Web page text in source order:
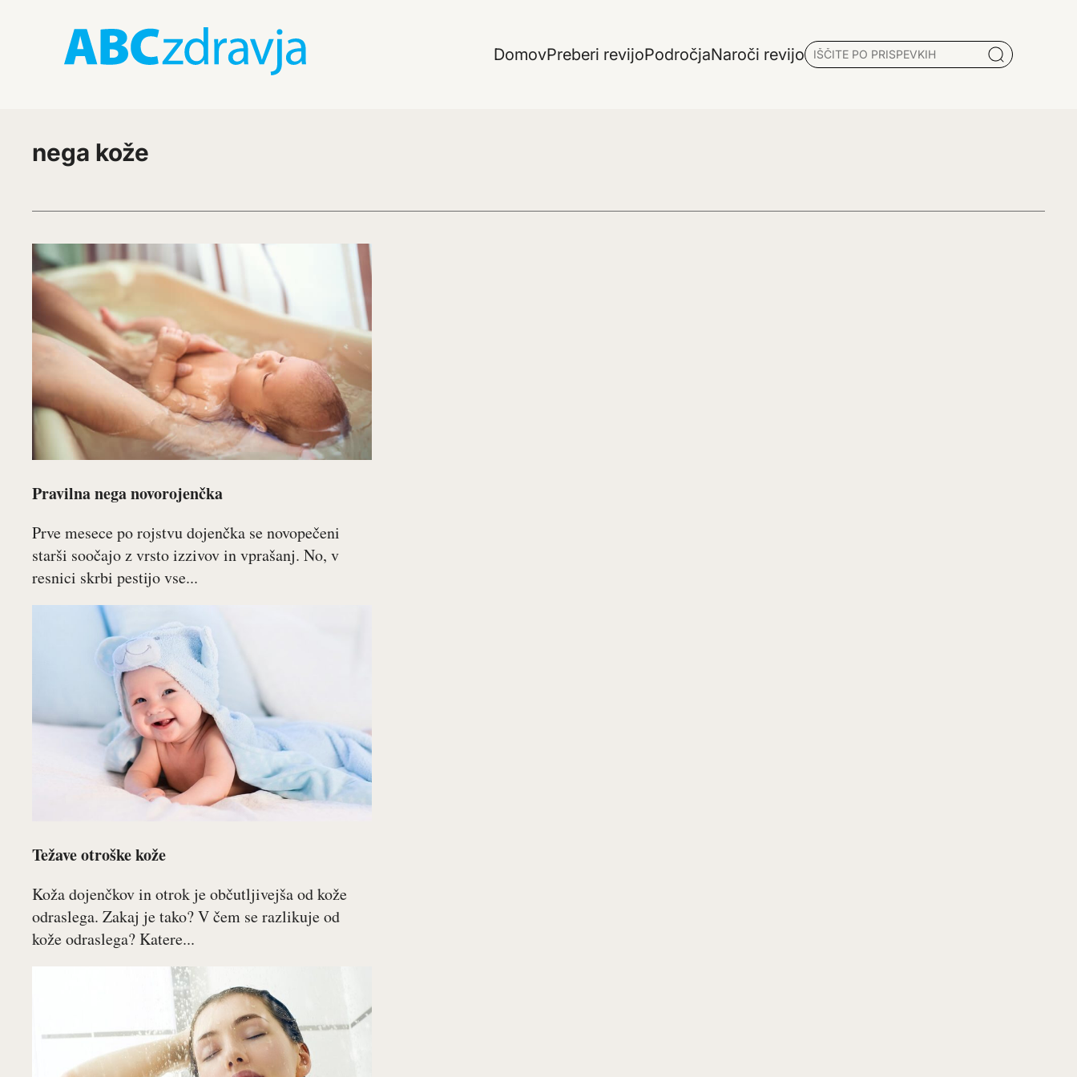
DomovPreberi revijoPodročjaNaroči revijo
nega kože
Pravilna nega novorojenčka
Prve mesece po rojstvu dojenčka se novopečeni
starši soočajo z vrsto izzivov in vprašanj. No, v
resnici skrbi pestijo vse...
Težave otroške kože
Koža dojenčkov in otrok je občutljivejša od kože
odraslega. Zakaj je tako? V čem se razlikuje od
kože odraslega? Katere...